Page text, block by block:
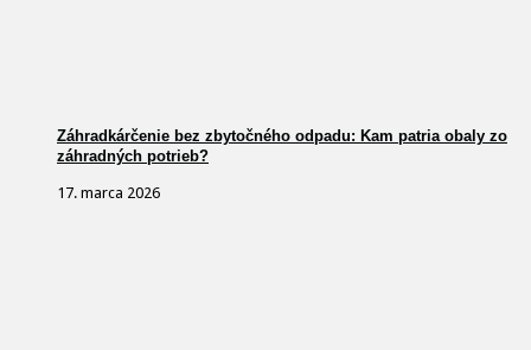
Záhradkárčenie bez zbytočného odpadu: Kam patria obaly zo
záhradných potrieb?
17. marca 2026